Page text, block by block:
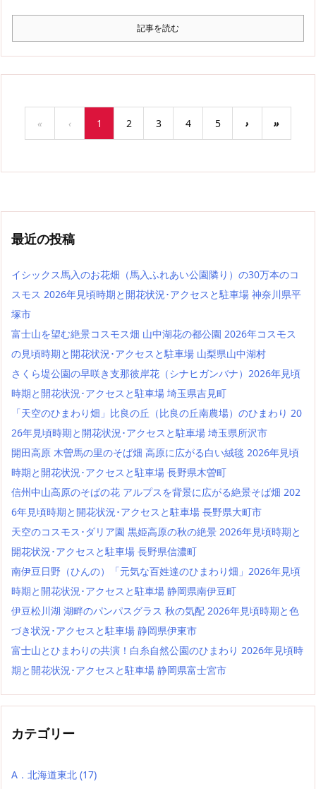
記事を読む
« ‹ 1 2 3 4 5 › »
最近の投稿
イシックス馬入のお花畑（馬入ふれあい公園隣り）の30万本のコ
スモス 2026年見頃時期と開花状況･アクセスと駐車場 神奈川県平
塚市
富士山を望む絶景コスモス畑 山中湖花の都公園 2026年コスモス
の見頃時期と開花状況･アクセスと駐車場 山梨県山中湖村
さくら堤公園の早咲き支那彼岸花（シナヒガンバナ）2026年見頃
時期と開花状況･アクセスと駐車場 埼玉県吉見町
「天空のひまわり畑」比良の丘（比良の丘南農場）のひまわり 20
26年見頃時期と開花状況･アクセスと駐車場 埼玉県所沢市
開田高原 木曽馬の里のそば畑 高原に広がる白い絨毯 2026年見頃
時期と開花状況･アクセスと駐車場 長野県木曽町
信州中山高原のそばの花 アルプスを背景に広がる絶景そば畑 202
6年見頃時期と開花状況･アクセスと駐車場 長野県大町市
天空のコスモス･ダリア園 黒姫高原の秋の絶景 2026年見頃時期と
開花状況･アクセスと駐車場 長野県信濃町
南伊豆日野（ひんの）「元気な百姓達のひまわり畑」2026年見頃
時期と開花状況･アクセスと駐車場 静岡県南伊豆町
伊豆松川湖 湖畔のパンパスグラス 秋の気配 2026年見頃時期と色
づき状況･アクセスと駐車場 静岡県伊東市
富士山とひまわりの共演！白糸自然公園のひまわり 2026年見頃時
期と開花状況･アクセスと駐車場 静岡県富士宮市
カテゴリー
A．北海道東北 (17)